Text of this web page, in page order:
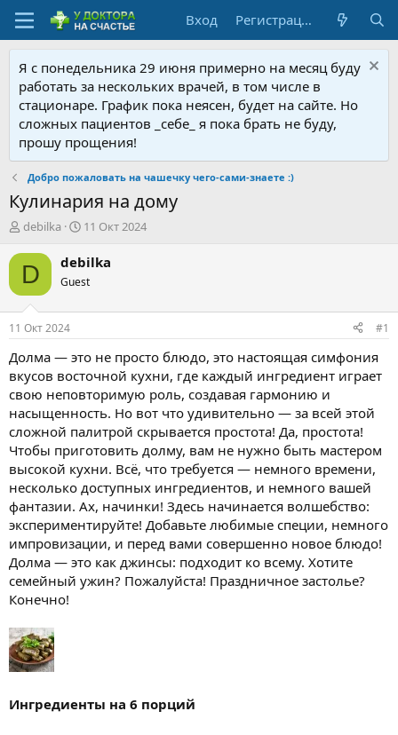
Вход Регистрация
Я с понедельника 29 июня примерно на месяц буду
работать за нескольких врачей, в том числе в
стационаре. График пока неясен, будет на сайте. Но
сложных пациентов _себе_ я пока брать не буду,
прошу прощения!
Добро пожаловать на чашечку чего-сами-знаете :)
Кулинария на дому
А
т
о
т
е
м
ы
debilka
Д
т
н
а
л
11 Окт 2024
D debilka
Guest
11 Окт 2024 #1
Долма — это не просто блюдо, это настоящая симфония
вкусов восточной кухни, где каждый ингредиент играет
свою неповторимую роль, создавая гармонию и
насыщенность. Но вот что удивительно — за всей этой
сложной палитрой скрывается простота! Да, простота!
Чтобы приготовить долму, вам не нужно быть мастером
высокой кухни. Всё, что требуется — немного времени,
несколько доступных ингредиентов, и немного вашей
фантазии. Ах, начинки! Здесь начинается волшебство:
экспериментируйте! Добавьте любимые специи, немного
импровизации, и перед вами совершенно новое блюдо!
Долма — это как джинсы: подходит ко всему. Хотите
семейный ужин? Пожалуйста! Праздничное застолье?
Конечно!
Ингредиенты на 6 порций